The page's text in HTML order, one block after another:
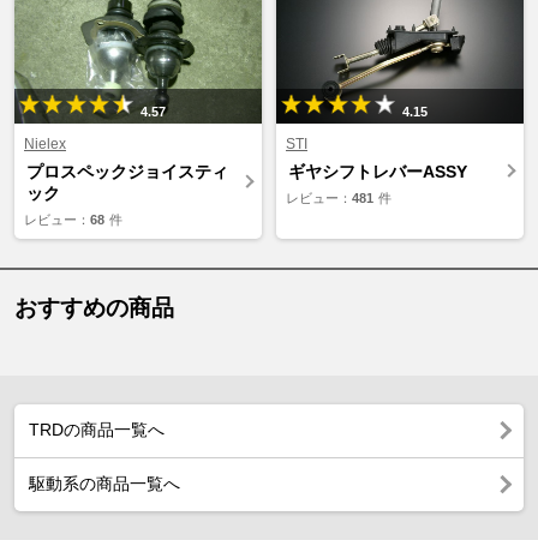
4.57
Nielex
プロスペックジョイスティ
ック
レビュー： 68 件
4.15
STI
ギヤシフトレバーASSY
レビュー： 481 件
おすすめの商品
TRDの商品一覧へ
駆動系の商品一覧へ